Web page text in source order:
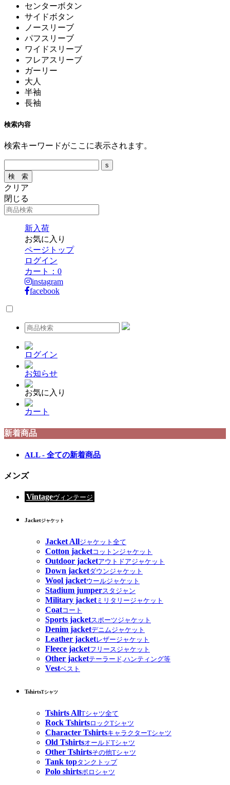
センターボタン
サイドボタン
ノースリーブ
パフスリーブ
ワイドスリーブ
フレアスリーブ
ガーリー
大人
半袖
長袖
検索内容
検索キーワードがここに表示されます。
クリア
閉じる
新入荷
お気に入り
ページトップ
ログイン
カート： 0
instagram
facebook
ログイン
お知らせ
お気に入り
カート
新着商品
ALL - 全ての新着商品
メンズ
Vintageヴィンテージ
Jacketジャケット
Jacket Allジャケット全て
Cotton jacketコットンジャケット
Outdoor jacketアウトドアジャケット
Down jacketダウンジャケット
Wool jacketウールジャケット
Stadium jumperスタジャン
Military jacketミリタリージャケット
Coatコート
Sports jacketスポーツジャケット
Denim jacketデニムジャケット
Leather jacketレザージャケット
Fleece jacketフリースジャケット
Other jacketテーラード,ハンティング等
Vestベスト
TshirtsTシャツ
Tshirts AllTシャツ全て
Rock TshirtsロックTシャツ
Character TshirtsキャラクターTシャツ
Old TshirtsオールドTシャツ
Other Tshirtsその他Tシャツ
Tank topタンクトップ
Polo shirtsポロシャツ